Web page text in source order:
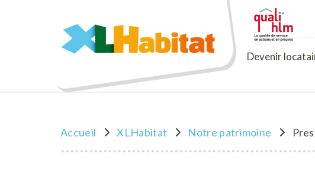
XLHabitat Devenir
Accueil XLHabitat Notre patrimoine